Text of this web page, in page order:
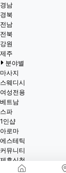
경남
경북
전남
전북
강원
제주
분야별
마사지
스웨디시
여성전용
베트남
스파
1인샵
아로마
에스테틱
커뮤니티
제휴신청